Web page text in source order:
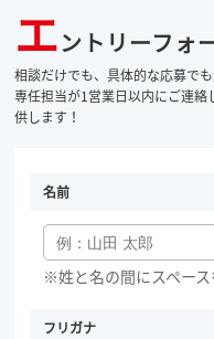
エントリーフォ
相談だけでも、具体的な応募でも
専任担当が1営業日以内にご連
供します！
名前
※姓と名の間にスペース
フリガナ